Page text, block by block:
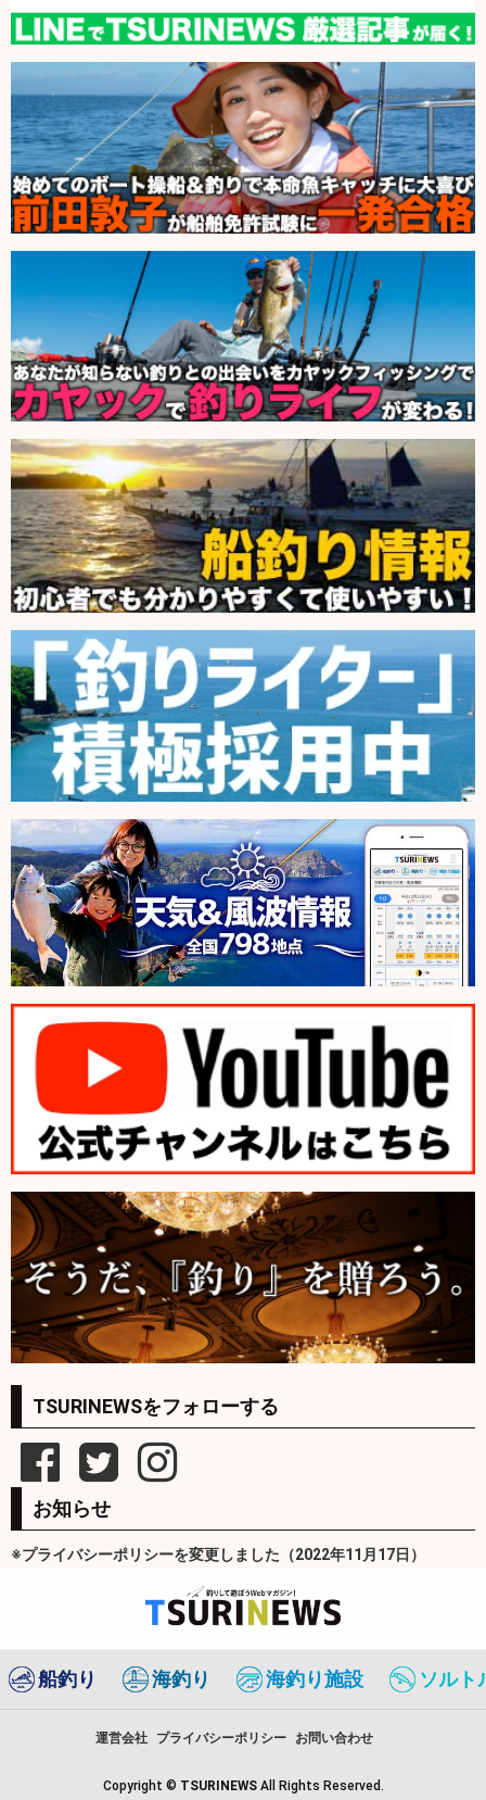
TSURINEWSをフォローする
お知らせ
※プライバシーポリシーを変更しました（2022年11月17日）
船釣り 海釣り 海釣り施設 ソルト
運営会社 プライバシーポリシー お問い合わせ
Copyright © TSURINEWS All Rights Reserved.